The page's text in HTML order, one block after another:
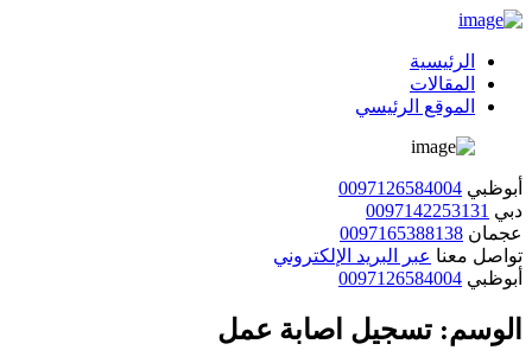
الرئيسية
المقالات
الموقع الرئيسي
أبوظبي 0097126584004
دبي 0097142253131
عجمان 0097165388138
تواصل معنا عبر البريد الإلكتروني
أبوظبي 0097126584004
الوسم: تسجيل اصابة عمل